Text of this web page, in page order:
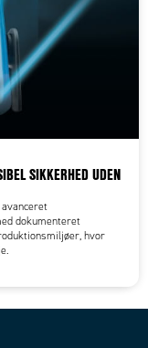
SIKKERHED UDEN
avanceret
dokumenteret
hvor